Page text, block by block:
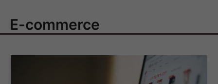
E-commerce